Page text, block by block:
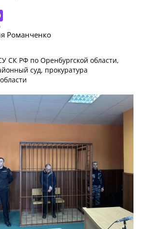
Романченко
СК РФ по Оренбургской области,
суд, прокуратура